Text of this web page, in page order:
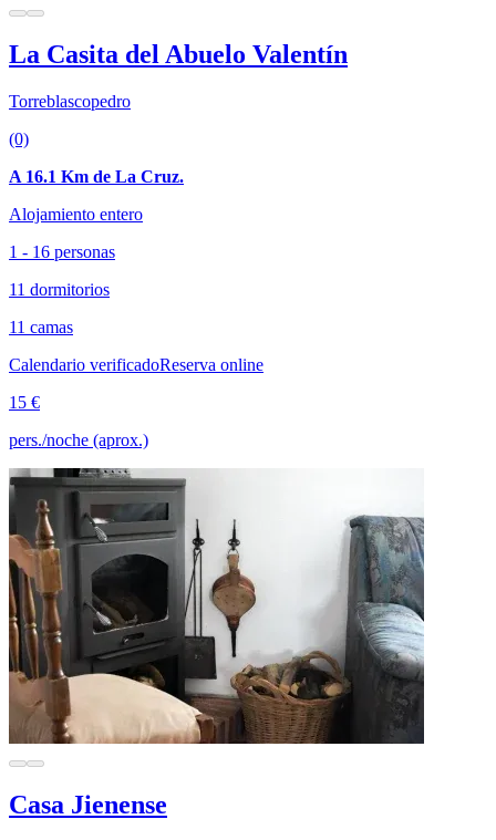
La Casita del Abuelo Valentín
Torreblascopedro
(0)
A 16.1 Km de La Cruz.
Alojamiento entero
1 - 16 personas
11 dormitorios
11 camas
Calendario verificadoReserva online
15 €
pers./noche (aprox.)
Casa Jienense